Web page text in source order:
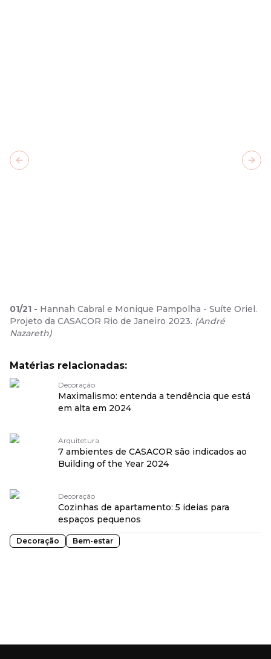
01/21 - Hannah Cabral e Monique Pampolha - Suíte Oriel.
Projeto da CASACOR Rio de Janeiro 2023. (André
Nazareth)
Previous slide
Matérias relacionadas:
Decoração
Maximalismo: entenda a tendência que está
em alta em 2024
Arquitetura
7 ambientes de CASACOR são indicados ao
Building of the Year 2024
Decoração
Cozinhas de apartamento: 5 ideias para
espaços pequenos
Decoração Bem-estar